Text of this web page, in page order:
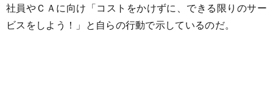
社員やＣＡに向け「コストをかけずに、できる限りのサー
ビスをしよう！」と自らの行動で示しているのだ。